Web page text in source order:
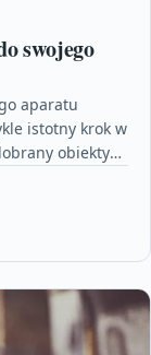
swojego
aparatu
istotny krok w
obiektyw